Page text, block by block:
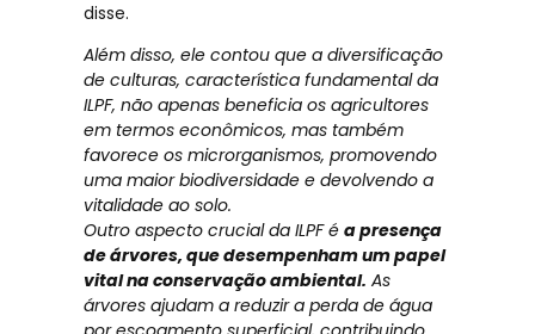
disse.
Além disso, ele contou que a diversificação
de culturas, característica fundamental da
ILPF, não apenas beneficia os agricultores
em termos econômicos, mas também
favorece os microrganismos, promovendo
uma maior biodiversidade e devolvendo a
vitalidade ao solo.
Outro aspecto crucial da ILPF é a presença
de árvores, que desempenham um papel
vital na conservação ambiental. As
árvores ajudam a reduzir a perda de água